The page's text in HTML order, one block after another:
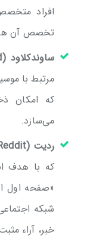
افراد
تخصص آن ها
ساوندکلاود(SoundCloud)
مرتبط با
که امکان
می‌سازد.
ردیت (
که با هدف
«صفحه اول
شبکه
خبر، آراء